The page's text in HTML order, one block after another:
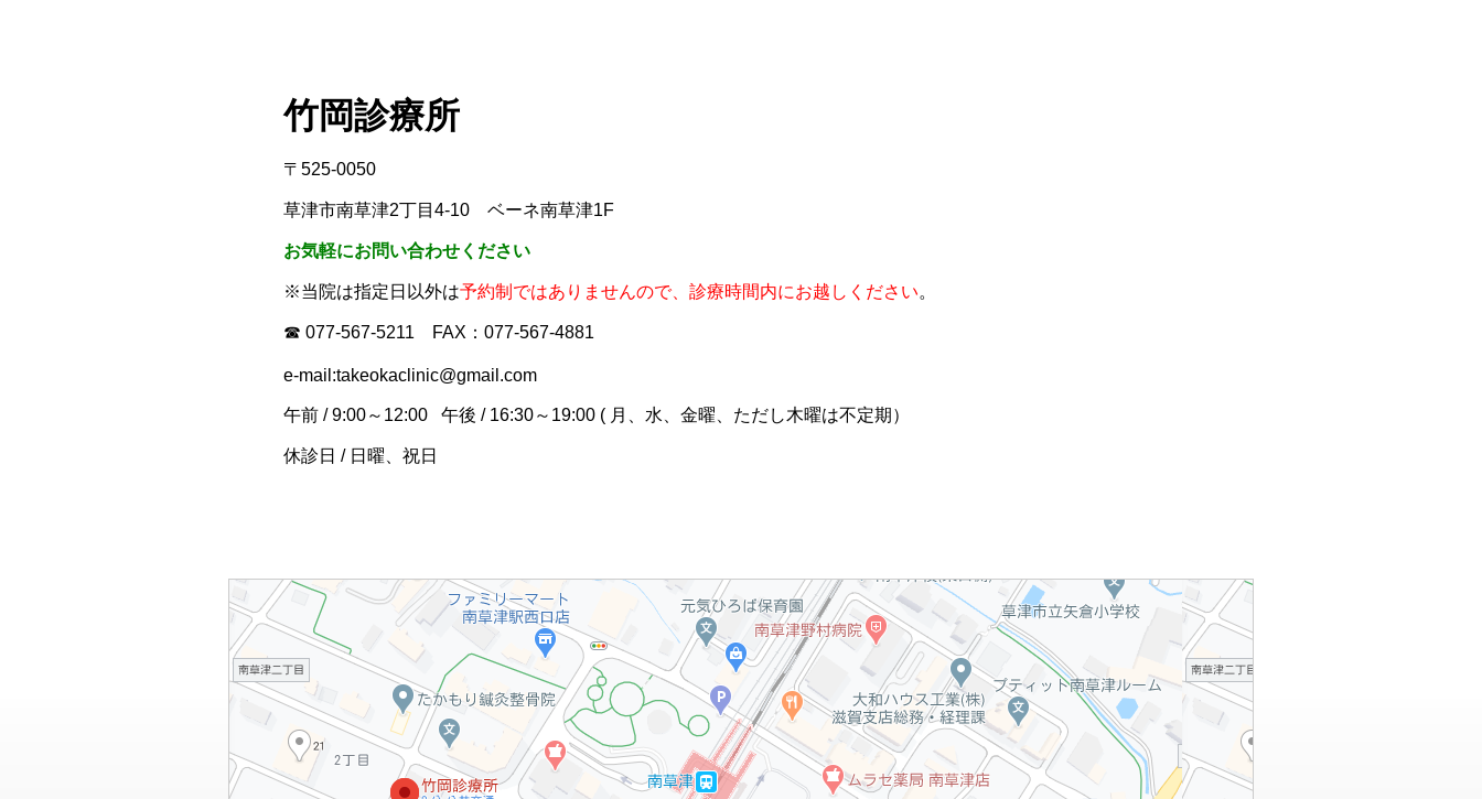
竹岡診療所
〒525-0050
草津市南草津2丁目4-10 ベーネ南草津1F
お気軽にお問い合わせください
※当院は指定日以外は予約制ではありませんので、診療時間内にお越しください。
☎ 077-567-5211 FAX：077-567-4881
e-mail:takeokaclinic@gmail.com
午前 / 9:00～12:00 午後 / 16:30～19:00 ( 月、水、金曜、ただし木曜は不定期）
休診日 / 日曜、祝日